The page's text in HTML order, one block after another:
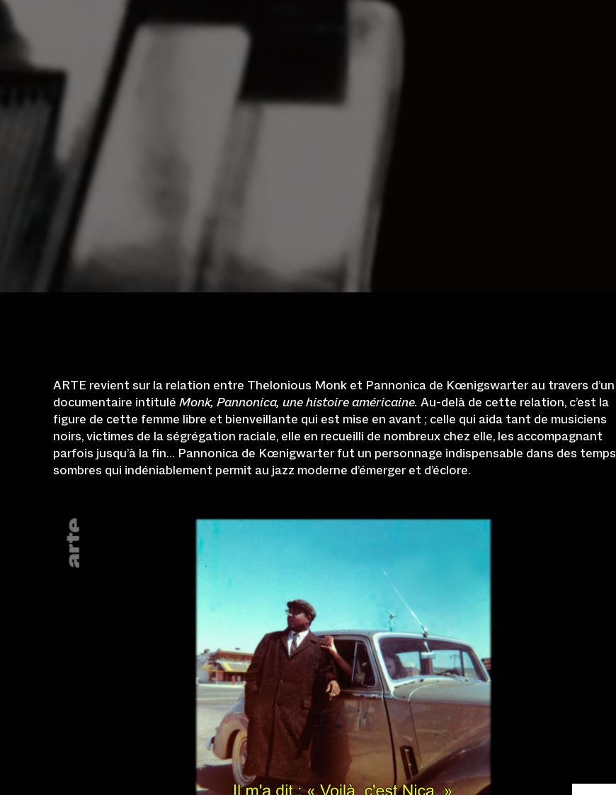
ARTE revient sur la relation entre Thelonious Monk et Pannonica de Kœnigswarter au travers d’un
documentaire intitulé Monk, Pannonica, une histoire américaine. Au-delà de cette relation, c’est la
figure de cette femme libre et bienveillante qui est mise en avant ; celle qui aida tant de musiciens
noirs, victimes de la ségrégation raciale, elle en recueilli de nombreux chez elle, les accompagnant
parfois jusqu’à la fin… Pannonica de Kœnigwarter fut un personnage indispensable dans des temps
sombres qui indéniablement permit au jazz moderne d’émerger et d’éclore.